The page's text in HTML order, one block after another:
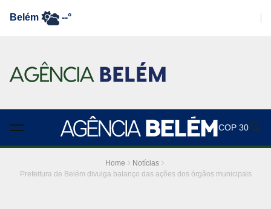
Belém --°
COP 30
Home
Notícias
Prefeitura de Belém divulga balanço das ações dos órgãos municipais